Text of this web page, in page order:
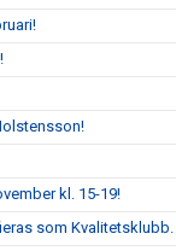
kl. 15-19!
som Kvalitetsklubb.